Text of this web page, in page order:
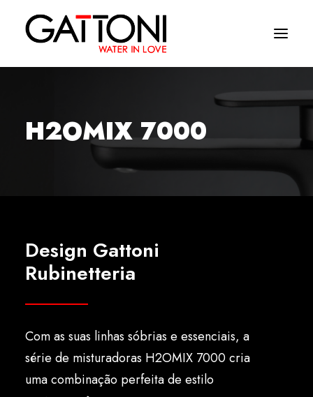
Ambientes
Onde comprar
H2OMIX 7000
Design Gattoni
Rubinetteria
Com as suas linhas sóbrias e essenciais, a
série de misturadoras H2OMIX 7000 cria
uma combinação perfeita de estilo